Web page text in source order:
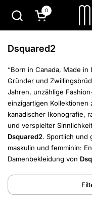
Zum Inhalt springen
Warenkorb öffnen
0
Dsquared2
“Born in Canada, Made in
Gründer und
Jahren, unzählige
einzigartigen Kollektionen
kanadischer Ikonografie,
und verspielter
Dsquared2. Sportlich und
maskulin und femminin:
Damenbekleidung von